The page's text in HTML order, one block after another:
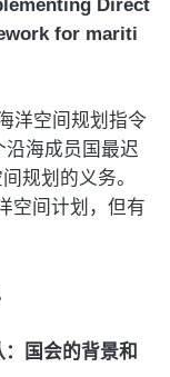
Direct
for mariti
洋空间规划指令
海成员国最迟
规划的义务。
空间计划，但有
国会的背景和